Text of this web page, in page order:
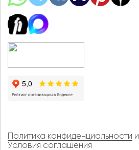
Политика конфиденциальности и
Условия соглашения